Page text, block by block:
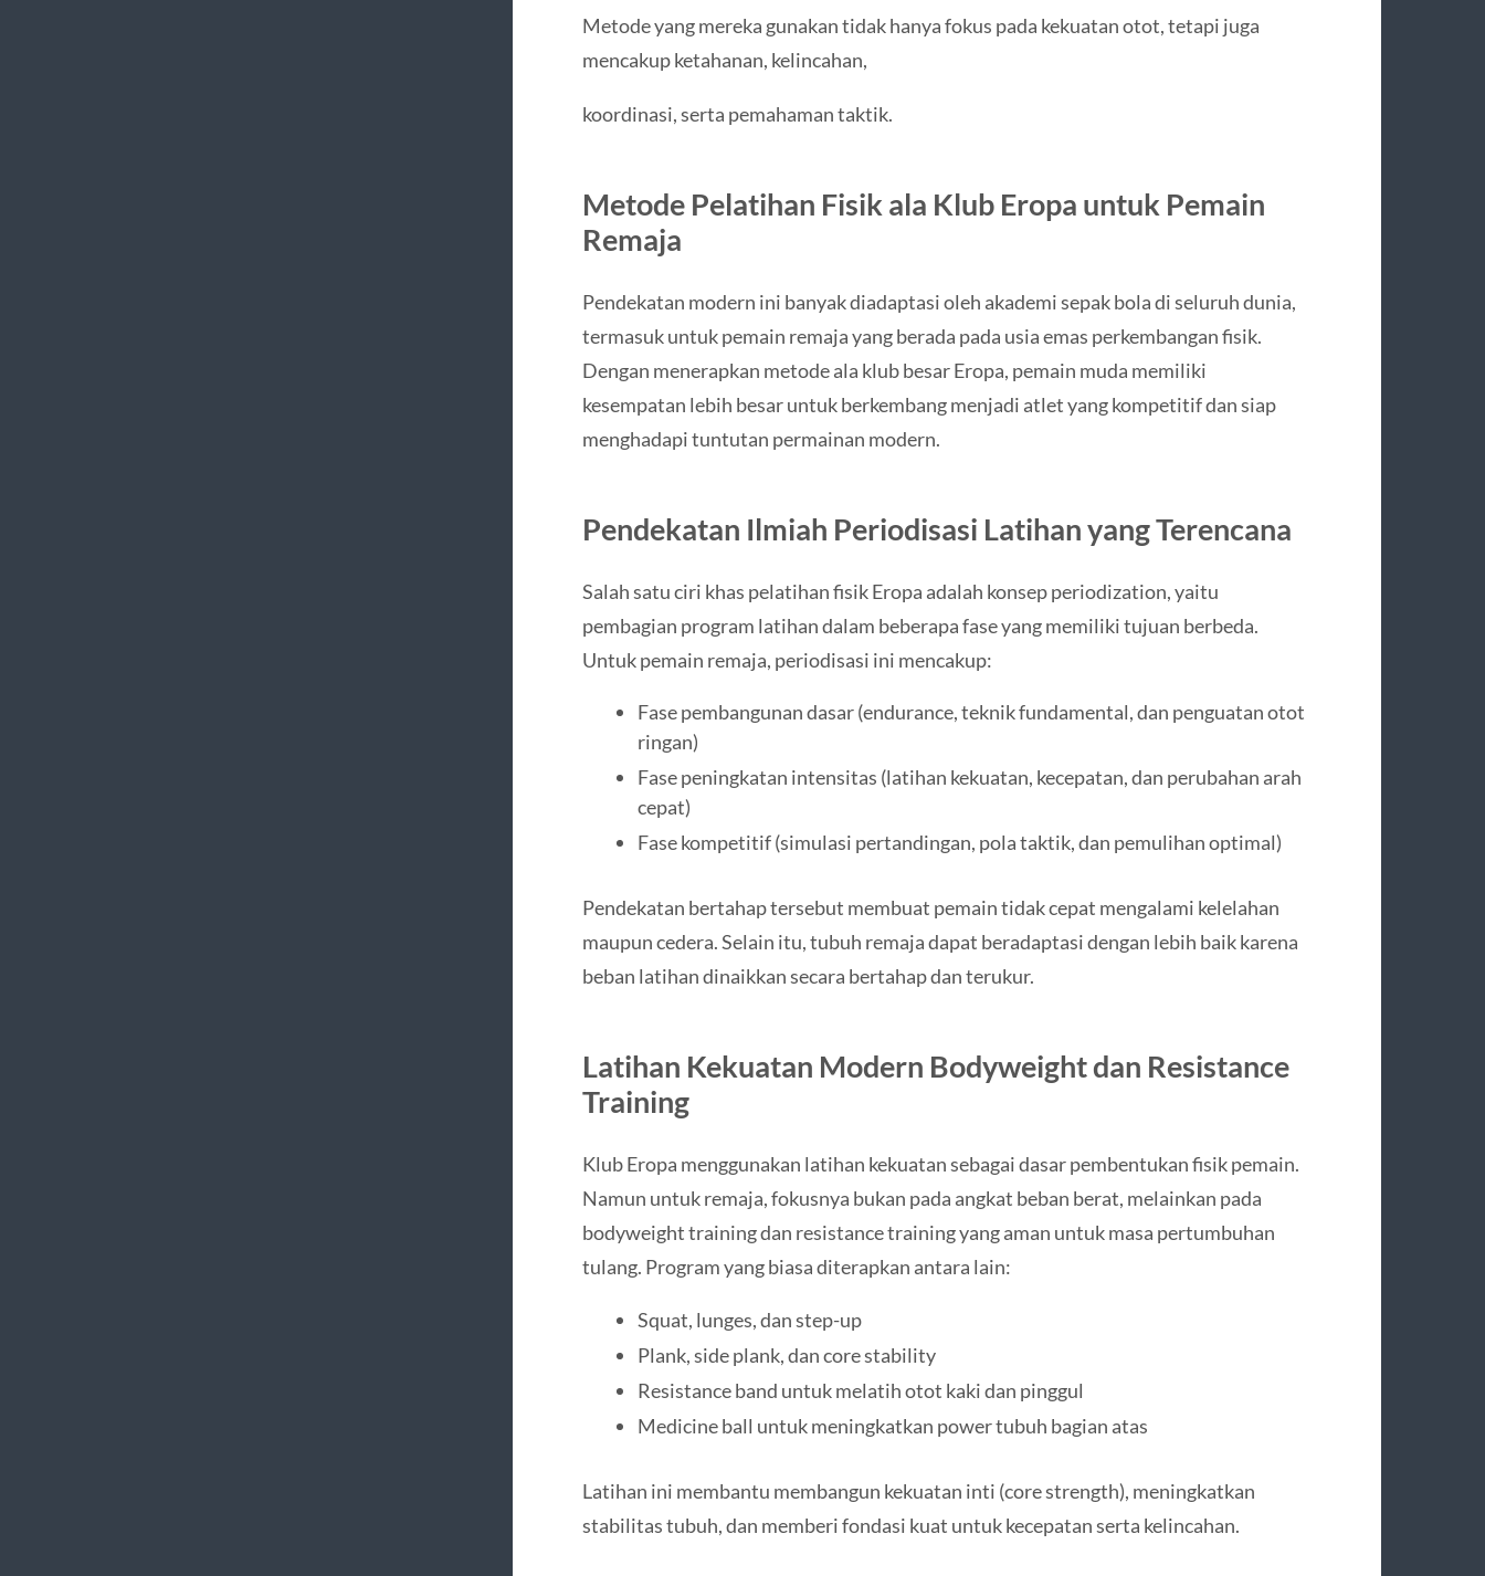
Metode yang mereka gunakan tidak hanya fokus pada kekuatan otot, tetapi juga
mencakup ketahanan, kelincahan,
koordinasi, serta pemahaman taktik.
Metode Pelatihan Fisik ala Klub Eropa untuk Pemain
Remaja
Pendekatan modern ini banyak diadaptasi oleh akademi sepak bola di seluruh dunia,
termasuk untuk pemain remaja yang berada pada usia emas perkembangan fisik.
Dengan menerapkan metode ala klub besar Eropa, pemain muda memiliki
kesempatan lebih besar untuk berkembang menjadi atlet yang kompetitif dan siap
menghadapi tuntutan permainan modern.
Pendekatan Ilmiah Periodisasi Latihan yang Terencana
Salah satu ciri khas pelatihan fisik Eropa adalah konsep periodization, yaitu
pembagian program latihan dalam beberapa fase yang memiliki tujuan berbeda.
Untuk pemain remaja, periodisasi ini mencakup:
Fase pembangunan dasar (endurance, teknik fundamental, dan penguatan otot
ringan)
Fase peningkatan intensitas (latihan kekuatan, kecepatan, dan perubahan arah
cepat)
Fase kompetitif (simulasi pertandingan, pola taktik, dan pemulihan optimal)
Pendekatan bertahap tersebut membuat pemain tidak cepat mengalami kelelahan
maupun cedera. Selain itu, tubuh remaja dapat beradaptasi dengan lebih baik karena
beban latihan dinaikkan secara bertahap dan terukur.
Latihan Kekuatan Modern Bodyweight dan Resistance
Training
Klub Eropa menggunakan latihan kekuatan sebagai dasar pembentukan fisik pemain.
Namun untuk remaja, fokusnya bukan pada angkat beban berat, melainkan pada
bodyweight training dan resistance training yang aman untuk masa pertumbuhan
tulang. Program yang biasa diterapkan antara lain:
Squat, lunges, dan step-up
Plank, side plank, dan core stability
Resistance band untuk melatih otot kaki dan pinggul
Medicine ball untuk meningkatkan power tubuh bagian atas
Latihan ini membantu membangun kekuatan inti (core strength), meningkatkan
stabilitas tubuh, dan memberi fondasi kuat untuk kecepatan serta kelincahan.